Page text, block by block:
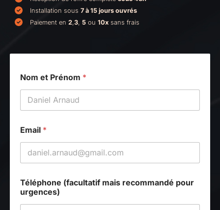
Installation sous 7 à 15 jours ouvrés
Paiement en 2,3, 5ou 10xsans frais
Nom et Prénom *
Email *
o
s
t
Téléphone (facultatif mais recommandé pour
urgences)